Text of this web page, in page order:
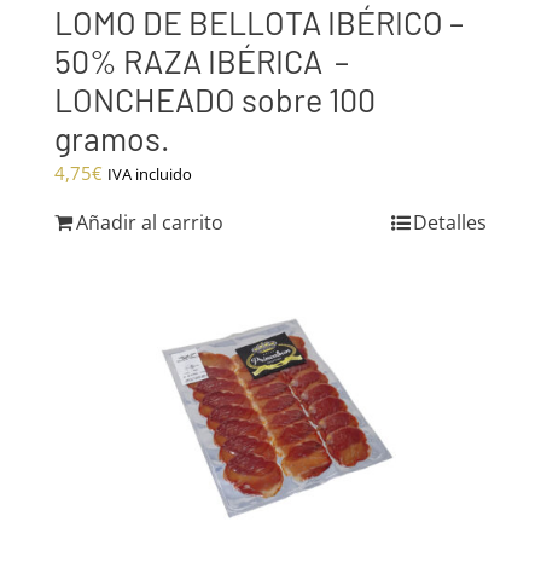
LOMO DE BELLOTA IBÉRICO –
50% RAZA IBÉRICA –
LONCHEADO sobre 100
gramos.
4,75€ IVA incluido
Añadir al carrito Detalles